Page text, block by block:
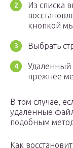
Из списка
кнопкой
Выбрать
Удаленный
прежнее
В том случае,
удаленные
подобным
Как